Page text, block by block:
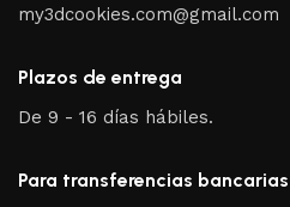
my3dcookies.com@gmail.com
Plazos de entrega
De 9 - 16 días hábiles.
Para transferencias bancarias